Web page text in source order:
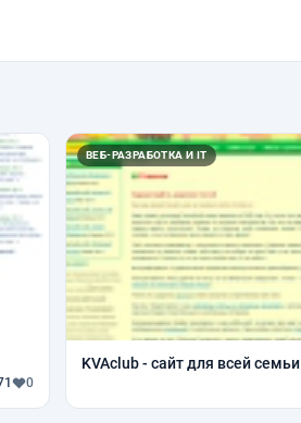
0
ВЕБ-РАЗРАБОТКА И IT
KVAclub - сайт для всей